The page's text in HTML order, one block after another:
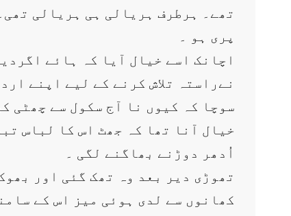
تھے۔ ہرطرف ہریالی ہی ہریالی
پری ہو ۔
اچانک اسے خیال آیا کہ ہائے
نےراستہ تلاش کرنے کے لیے اپنے
سوچا کہ کیوں نا آج سکول سے چھٹی
خیال آنا تھا کہ جھٹ اس کا لباس
اُدھر دوڑنے بھاگنے لگی ۔
تھوڑی دیر بعد وہ تھک گئی اور
کھانوں سے لدی ہوئی میز اس کے